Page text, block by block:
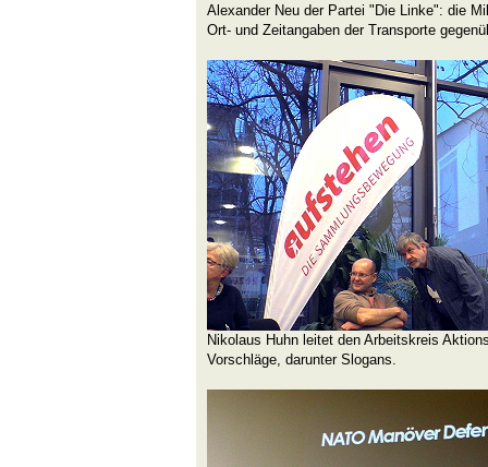
Alexander Neu der Partei "Die Linke": die
Ort- und Zeitangaben der Transporte
Nikolaus Huhn leitet den Arbeitskreis
Vorschläge, darunter Slogans.